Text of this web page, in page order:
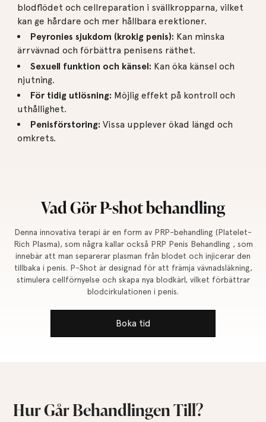
blodflödet och cellreparation i svällkropparna, vilket
kan ge hårdare och mer hållbara erektioner.
Peyronies sjukdom (krokig penis): Kan minska
ärrvävnad och förbättra penisens räthet.
Sexuell funktion och känsel: Kan öka känsel och
njutning.
För tidig utlösning: Möjlig effekt på kontroll och
uthållighet.
Penisförstoring: Vissa upplever ökad längd och
omkrets.
Vad Gör P-shot behandling
Denna innovativa terapi är en form av PRP-behandling (Platelet-
Rich Plasma), som några kallar också PRP Penis Behandling , som
innebär att man separerar plasman från blodet och injicerar den
tillbaka i penis. P-Shot är designad för att främja vävnadsläkning,
stimulera cellförnyelse och skapa nya blodkärl, vilket förbättrar
blodcirkulationen i penis.
Boka tid
Hur Går Behandlingen Till?